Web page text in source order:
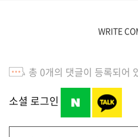
WRITE
총 0개의 댓글이 등록되어
소셜 로그인